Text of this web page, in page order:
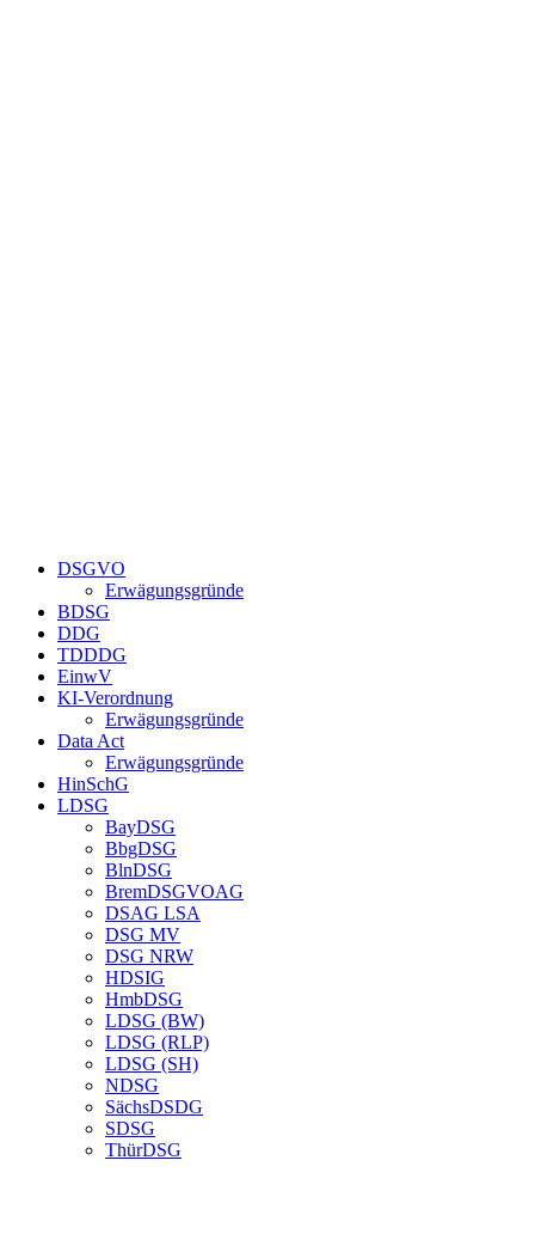
DSGVO
Erwägungsgründe
BDSG
DDG
TDDDG
EinwV
KI-Verordnung
Erwägungsgründe
Data Act
Erwägungsgründe
HinSchG
LDSG
BayDSG
BbgDSG
BlnDSG
BremDSGVOAG
DSAG LSA
DSG MV
DSG NRW
HDSIG
HmbDSG
LDSG (BW)
LDSG (RLP)
LDSG (SH)
NDSG
SächsDSDG
SDSG
ThürDSG